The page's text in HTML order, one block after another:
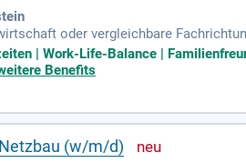
oder vergleichbare
, Gebäude- oder
| Work-Life-Balance |
Benefits
(w/m/d)